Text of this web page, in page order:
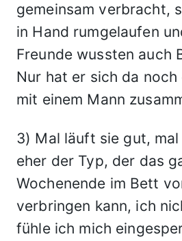
gemeinsam verbracht,
in Hand rumgelaufen
Freunde wussten auch
Nur hat er sich da
mit einem Mann
3) Mal läuft sie gut,
eher der Typ, der das
Wochenende im Bett
verbringen kann, ich
fühle ich mich